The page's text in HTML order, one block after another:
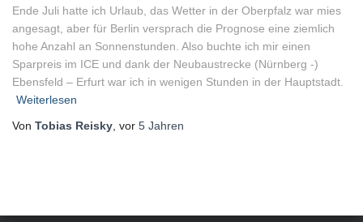
Ende Juli hatte ich Urlaub, das Wetter in der Oberpfalz war mies
angesagt, aber für Berlin versprach die Prognose eine ziemlich
hohe Anzahl an Sonnenstunden. Also buchte ich mir einen
Sparpreis im ICE und dank der Neubaustrecke (Nürnberg -)
Ebensfeld – Erfurt war ich in wenigen Stunden in der Hauptstadt.
Weiterlesen
Von Tobias Reisky , vor 5 Jahren